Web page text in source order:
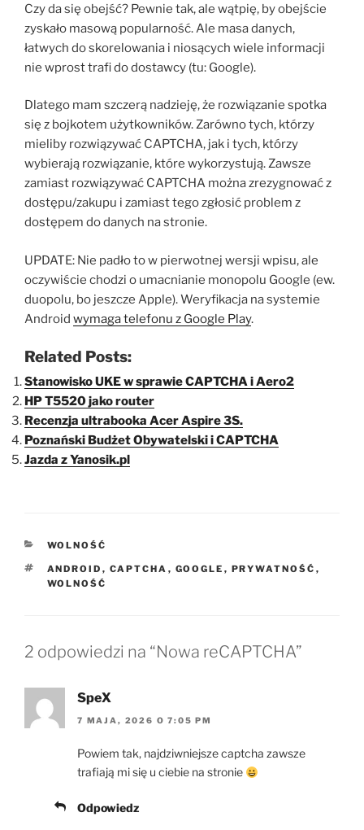
Czy da się obejść? Pewnie tak, ale wątpię, by obejście
zyskało masową popularność. Ale masa danych,
łatwych do skorelowania i niosących wiele informacji
nie wprost trafi do dostawcy (tu: Google).
Dlatego mam szczerą nadzieję, że rozwiązanie spotka
się z bojkotem użytkowników. Zarówno tych, którzy
mieliby rozwiązywać CAPTCHA, jak i tych, którzy
wybierają rozwiązanie, które wykorzystują. Zawsze
zamiast rozwiązywać CAPTCHA można zrezygnować z
dostępu/zakupu i zamiast tego zgłosić problem z
dostępem do danych na stronie.
UPDATE: Nie padło to w pierwotnej wersji wpisu, ale
oczywiście chodzi o umacnianie monopolu Google (ew.
duopolu, bo jeszcze Apple). Weryfikacja na systemie
Android wymaga telefonu z Google Play.
Related Posts:
Stanowisko UKE w sprawie CAPTCHA i Aero2
HP T5520 jako router
Recenzja ultrabooka Acer Aspire 3S.
Poznański Budżet Obywatelski i CAPTCHA
Jazda z Yanosik.pl
KATEGORIE
WOLNOŚĆ
TAGI
ANDROID , CAPTCHA , GOOGLE , PRYWATNOŚĆ ,
WOLNOŚĆ
2 odpowiedzi na “Nowa reCAPTCHA”
SpeX
7 MAJA, 2026 O 7:05 PM
Powiem tak, najdziwniejsze captcha zawsze
trafiają mi się u ciebie na stronie
Odpowiedz